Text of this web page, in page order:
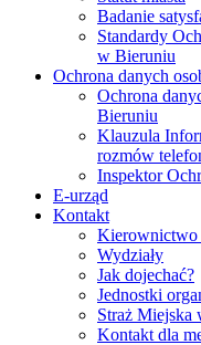
Badanie
Standardy
w Bieruniu
Ochrona danych
Ochrona
Bieruniu
Klauzula
rozmów
Inspektor
E-urząd
Kontakt
Kierownictwo
Wydziały
Jak dojechać?
Jednostki
Straż Miejska
Kontakt dla